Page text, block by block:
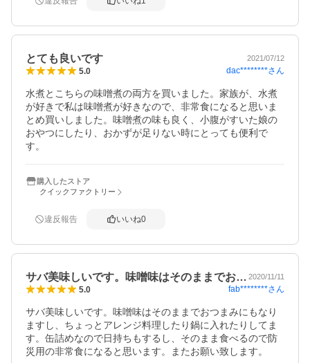
とても良いです 2021/07/12
5.0 dac********さん
水煮とこちらの味噌煮の両方を買いました。家族が、水煮
が好きで私は味噌煮が好きなので、非常食になると思いま
とめ買いしました。味噌煮の味も良く、小腹がすいた娘の
おやつにしたり、おかずが足りない時にとっても便利で
す。
購入したストア
クイックファクトリー
違反報告 いいね0
サバ美味しいです。味噌味はそのままでお… 2020/11/11
5.0 fab********さん
サバ美味しいです。味噌味はそのままでおつまみにもなり
ますし、ちょっとアレンジ料理したり鍋に入れたりしてま
す。缶詰めなので日持ちもするし、そのまま食べるので防
災用の非常食になると思います。またお願い致します。